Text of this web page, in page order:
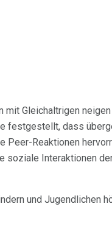
Gleichaltrigen
festgestellt, dass
Peer-Reaktionen
soziale Interaktionen
und Jugendlichen